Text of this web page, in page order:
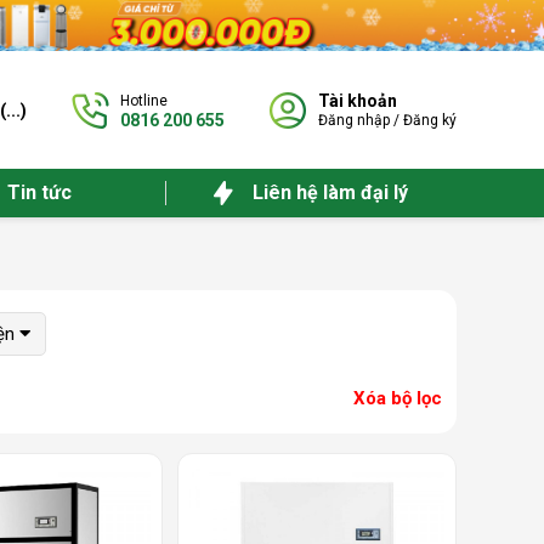
(...) Hotline
0816 200 655
Tài khoản
Đăng nhập / Đăng ký
Tin tức Liên hệ làm đại lý
Xóa bộ lọc